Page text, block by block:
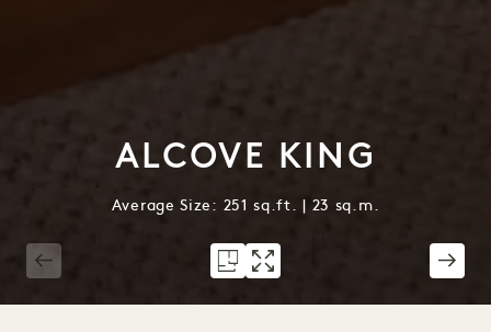
ALCOVE KING
Average Size: 251 sq.ft. | 23 sq.m.